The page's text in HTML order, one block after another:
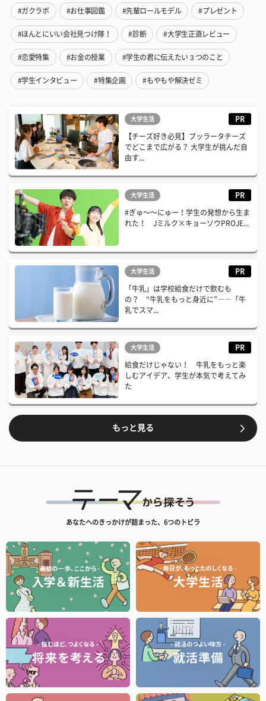
#ガクラボ #お仕事図鑑 #先輩ロールモデル #プレゼント
#ほんとにいい会社見つけ隊！ #診断 #大学生正直レビュー
#恋愛特集 #お金の授業 #学生の君に伝えたい３つのこと
#学生インタビュー #特集企画 #もやもや解決ゼミ
大学生活 PR
【チーズ好き必見】ブッラータチーズ
でどこまで広がる？ 大学生が挑んだ自
由す...
大学生活 PR
#ぎゅ〜〜にゅー！学生の発想から生ま
れた！ Jミルク×キョーソウPROJE...
大学生活 PR
「牛乳」は学校給食だけで飲むも
の？ “牛乳をもっと身近に”――「牛
乳でスマ...
大学生活 PR
給食だけじゃない！ 牛乳をもっと楽
しむアイデア、学生が本気で考えてみ
た
もっと見る
あなたへのきっかけが詰まった、6つのトビラ